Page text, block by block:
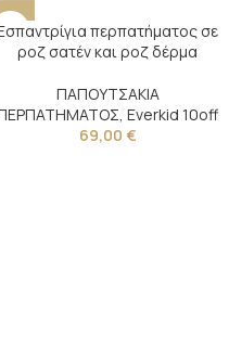
περπατήματος σε
ροζ σατέν και ροζ δέρμα
ΠΑΠΟΥΤΣΑΚΙΑ
, Everkid 10off
69,00 €